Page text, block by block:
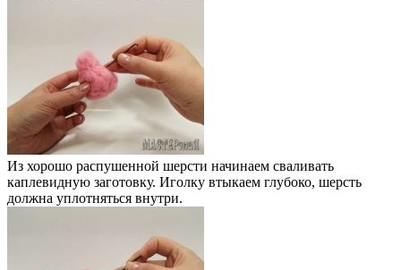
Из хорошо распушенной шерсти начинаем сваливать
каплевидную заготовку. Иголку втыкаем глубоко, шерсть
должна уплотняться внутри.